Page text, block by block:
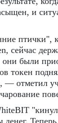
и
птички",
сейчас
они были
токен
— отметил